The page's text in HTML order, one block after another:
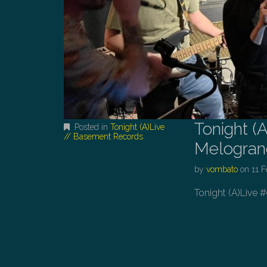
Posted in Tonight (A)Live
// Basement Records
Tonight
byvombato on 11
Tonight (A)Live